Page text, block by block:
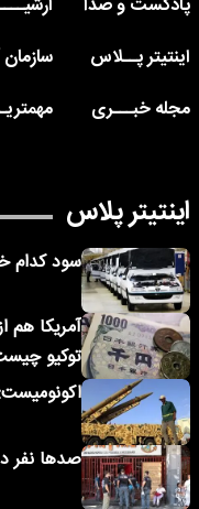
اینتیتر پــلاس
مجله خبـــری
اینتیتر پلاس
سود کدام
آمریکا
توکیو
صدها نفر